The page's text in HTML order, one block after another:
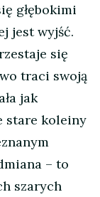
głębokimi
jest wyjść.
się
traci swoją
jak
stare koleiny
– to
szarych